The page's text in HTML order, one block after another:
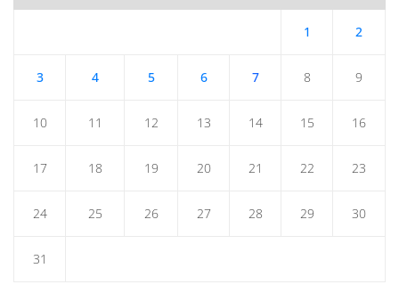
1 2
3 4 5 6 7 8 9
10 11 12 13 14 15 16
17 18 19 20 21 22 23
24 25 26 27 28 29 30
31